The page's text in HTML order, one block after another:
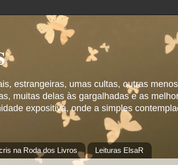
estrangeiras, umas cultas, outras
muitas delas às gargalhadas e as
expositiva, onde a simples
na Roda dos Livros Leituras ElsaR